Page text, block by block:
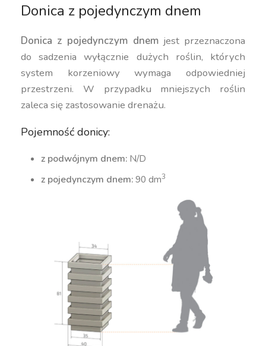
Donica z pojedynczym dnem
Donica z pojedynczym dnemjest przeznaczona
do sadzenia wyłącznie dużych roślin, których
system korzeniowy wymaga odpowiedniej
przestrzeni. W przypadku mniejszych roślin
zaleca się zastosowanie drenażu.
Pojemność donicy:
z podwójnym dnem: N/D
z pojedynczym dnem:90 dm3